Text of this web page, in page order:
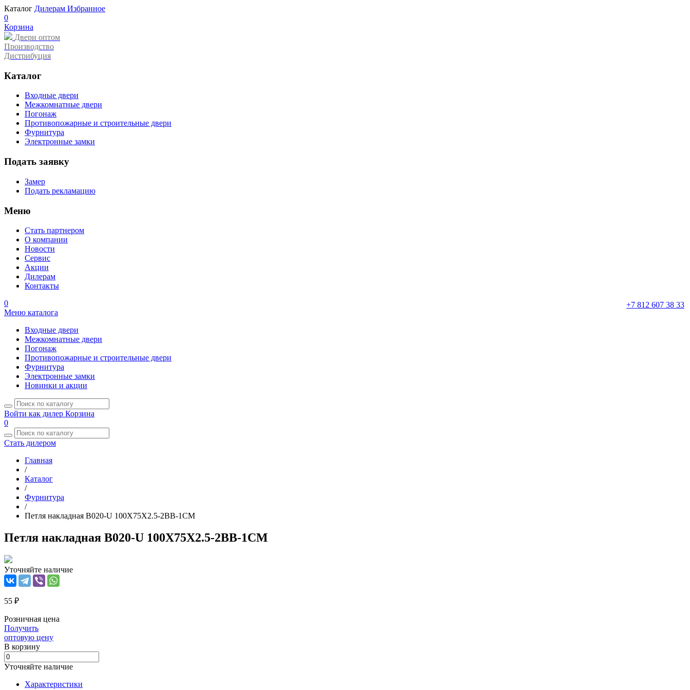
Каталог Дилерам Избранное
0
Корзина
Двери оптом
Производство
Дистрибуция
Каталог
Входные двери
Межкомнатные двери
Погонаж
Противопожарные и строительные двери
Фурнитура
Электронные замки
Подать заявку
Замер
Подать рекламацию
Меню
Стать партнером
О компании
Новости
Сервис
Акции
Дилерам
Контакты
+7 812 607 38 33
0
Меню каталога
Входные двери
Межкомнатные двери
Погонаж
Противопожарные и строительные двери
Фурнитура
Электронные замки
Новинки и акции
Войти как дилер Корзина
0
Стать дилером
Главная
/
Каталог
/
Фурнитура
/
Петля накладная B020-U 100X75X2.5-2BB-1CM
Петля накладная B020-U 100X75X2.5-2BB-1CM
Уточняйте наличие
55 ₽
Розничная цена
Получить
оптовую цену
В корзинy
Уточняйте наличие
Характеристики